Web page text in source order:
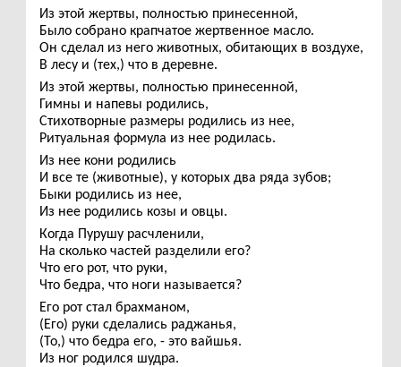
Из этой жертвы, полностью принесенной,
Было собрано крапчатое жертвенное масло.
Он сделал из него животных, обитающих в воздухе,
В лесу и (тех,) что в деревне.
Из этой жертвы, полностью принесенной,
Гимны и напевы родились,
Стихотворные размеры родились из нее,
Ритуальная формула из нее родилась.
Из нее кони родились
И все те (животные), у которых два ряда зубов;
Быки родились из нее,
Из нее родились козы и овцы.
Когда Пурушу расчленили,
На сколько частей разделили его?
Что его рот, что руки,
Что бедра, что ноги называется?
Его рот стал брахманом,
(Его) руки сделались раджанья,
(То,) что бедра его, - это вайшья.
Из ног родился шудра.